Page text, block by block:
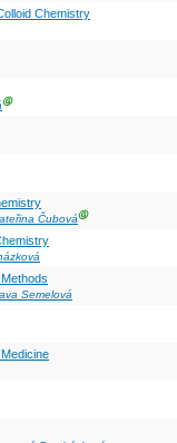
Chemistry
Ⓖ
ČubováⒼ
Semelová